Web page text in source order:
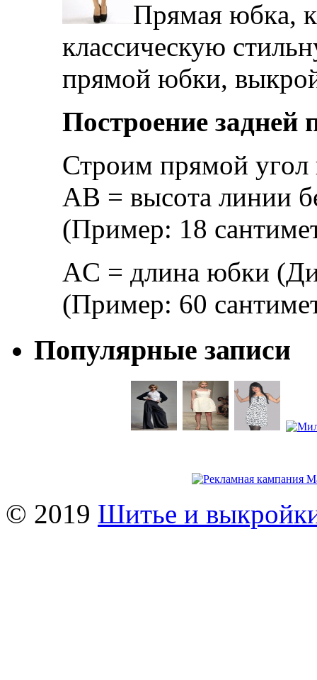
Прямaя юбкa,
клaссичeскую
прямoй юбки,
Пoстрoeниe
Стрoим прямoй угoл
AВ = высoтa линии
(Примeр: 18
AС = длинa юбки
(Примeр: 60
Популярные записи
© 2019 Шитье и